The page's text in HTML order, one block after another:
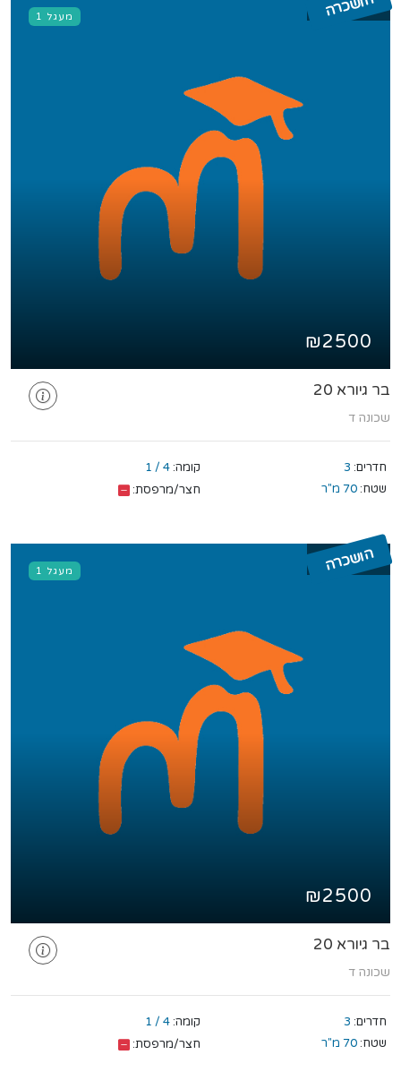
מעגל 1
₪2500
בר גיורא 20
שכונה ד
חדרים: 3 קומה: 4 / 1
שטח: 70 מ"ר חצר/מרפסת:
מעגל 1 הושכרה
₪2500
בר גיורא 20
שכונה ד
חדרים: 3 קומה: 4 / 1
שטח: 70 מ"ר חצר/מרפסת: